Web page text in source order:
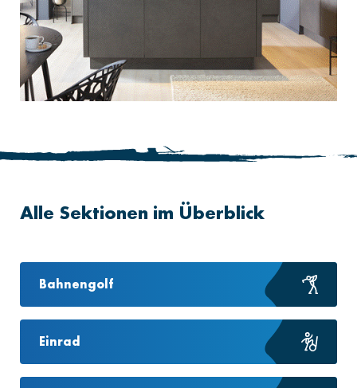
Alle Sektionen im Überblick
Bahnengolf
Einrad